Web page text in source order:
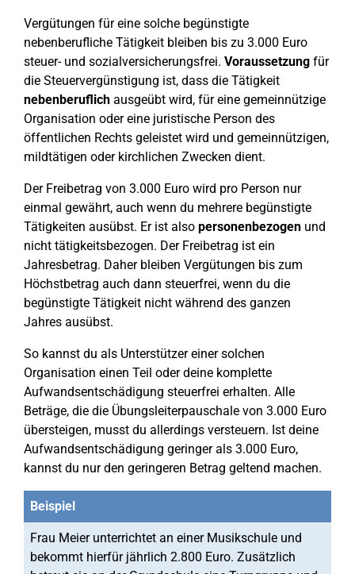
Vergütungen für eine solche begünstigte
nebenberufliche Tätigkeit bleiben bis zu 3.000 Euro
steuer- und sozialversicherungsfrei. Voraussetzung für
die Steuervergünstigung ist, dass die Tätigkeit
nebenberuflich ausgeübt wird, für eine gemeinnützige
Organisation oder eine juristische Person des
öffentlichen Rechts geleistet wird und gemeinnützigen,
mildtätigen oder kirchlichen Zwecken dient.
Der Freibetrag von 3.000 Euro wird pro Person nur
einmal gewährt, auch wenn du mehrere begünstigte
Tätigkeiten ausübst. Er ist also personenbezogen und
nicht tätigkeitsbezogen. Der Freibetrag ist ein
Jahresbetrag. Daher bleiben Vergütungen bis zum
Höchstbetrag auch dann steuerfrei, wenn du die
begünstigte Tätigkeit nicht während des ganzen
Jahres ausübst.
So kannst du als Unterstützer einer solchen
Organisation einen Teil oder deine komplette
Aufwandsentschädigung steuerfrei erhalten. Alle
Beträge, die die Übungsleiterpauschale von 3.000 Euro
übersteigen, musst du allerdings versteuern. Ist deine
Aufwandsentschädigung geringer als 3.000 Euro,
kannst du nur den geringeren Betrag geltend machen.
Beispiel
Frau Meier unterrichtet an einer Musikschule und
bekommt hierfür jährlich 2.800 Euro. Zusätzlich